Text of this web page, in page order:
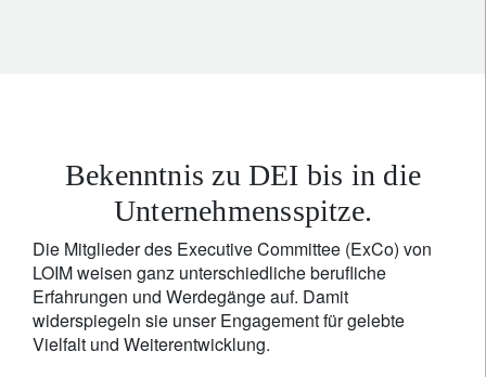
Bekenntnis zu DEI bis in die
Unternehmensspitze.
Die Mitglieder des Executive Committee (ExCo) von
LOIM weisen ganz unterschiedliche berufliche
Erfahrungen und Werdegänge auf. Damit
widerspiegeln sie unser Engagement für gelebte
Vielfalt und Weiterentwicklung.